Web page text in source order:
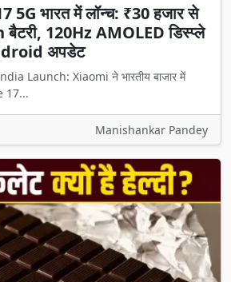
भारत में लॉन्च: ₹30 हजार से
120Hz AMOLED डिस्प्ले
अपडेट
Launch: Xiaomi ने भारतीय बाजार में
17...
Manishankar Pandey